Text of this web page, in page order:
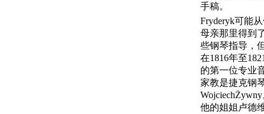
手稿。
Fryderyk可能
母亲那里得到
些钢琴指导，
在1816年至
的第一位专业
家教是捷克钢
他的姐姐卢德